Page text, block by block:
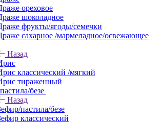
ореховое
шоколадное
фрукты/ягоды/семечки
сахарное /мармеладное/освежающее
Назад
классический /мягкий
тираженный
безе
Назад
пастила/безе
классический